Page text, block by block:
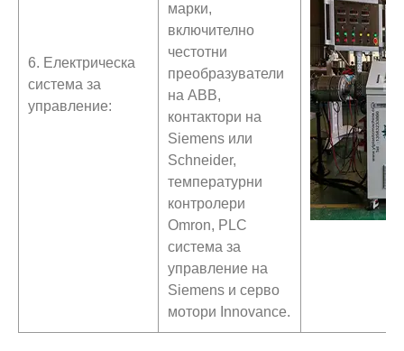
6. Електрическа
система за
управление:
марки,
включително
честотни
преобразуватели
на ABB,
контактори на
Siemens или
Schneider,
температурни
контролери
Omron, PLC
система за
управление на
Siemens и серво
мотори Innovance.